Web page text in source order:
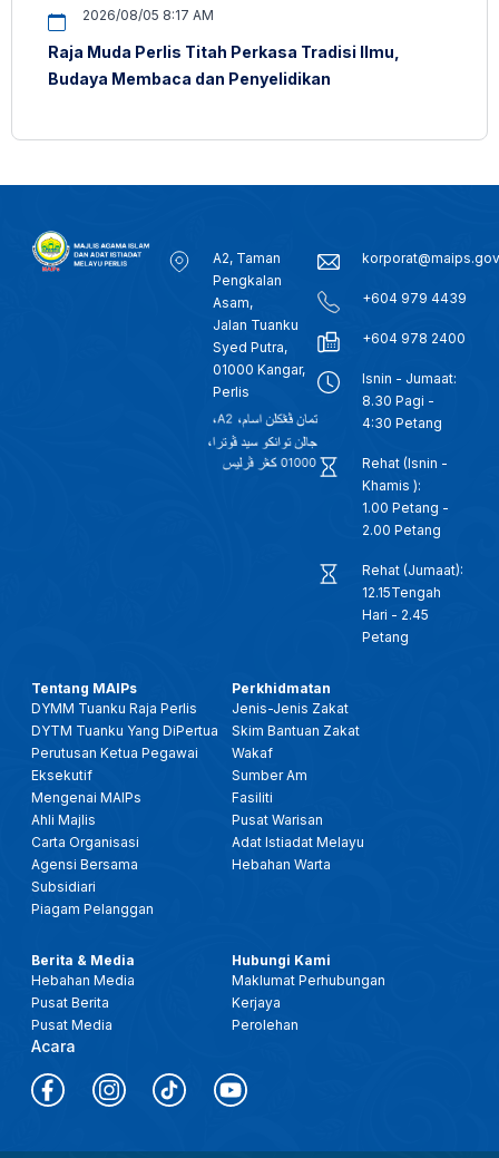
2026/08/05 8:17 AM
Raja Muda Perlis Titah Perkasa Tradisi Ilmu,
Budaya Membaca dan Penyelidikan
A2, Taman
Pengkalan
Asam,
Jalan Tuanku
Syed Putra,
01000 Kangar,
Perlis
+604 979 4439
+604 978 2400
Isnin - Jumaat:
8.30 Pagi -
4:30 Petang
Rehat (Isnin -
Khamis ):
1.00 Petang -
2.00 Petang
Rehat (Jumaat):
12.15Tengah
Hari - 2.45
Petang
Tentang MAIPs
DYMM Tuanku Raja Perlis
DYTM Tuanku Yang DiPertua
Perutusan Ketua Pegawai
Eksekutif
Mengenai MAIPs
Ahli Majlis
Carta Organisasi
Agensi Bersama
Subsidiari
Piagam Pelanggan
Perkhidmatan
Jenis-Jenis Zakat
Skim Bantuan Zakat
Wakaf
Sumber Am
Fasiliti
Pusat Warisan
Adat Istiadat Melayu
Hebahan Warta
Berita & Media
Hebahan Media
Pusat Berita
Pusat Media
Acara
Hubungi Kami
Maklumat Perhubungan
Kerjaya
Perolehan